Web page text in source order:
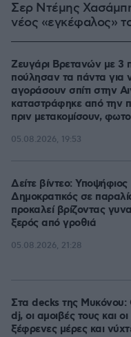
Σερ Ντέμης
νέος «εγκέφαλος»
Ζευγάρι Βρετανών με 3
πούλησαν τα πάντα για
αγοράσουν σπίτι στην
καταστράφηκε από την
πριν μετακομίσουν,
05.08.2026, 19:53
Δείτε βίντεο: Υποψήφιος
Δημοκρατικός σε
προκαλεί βρίζοντας
ξερός από γροθιά
05.08.2026, 21:28
Στα decks της Μυκόνου:
dj, οι αμοιβές τους και
ξέφρενες μέρες και